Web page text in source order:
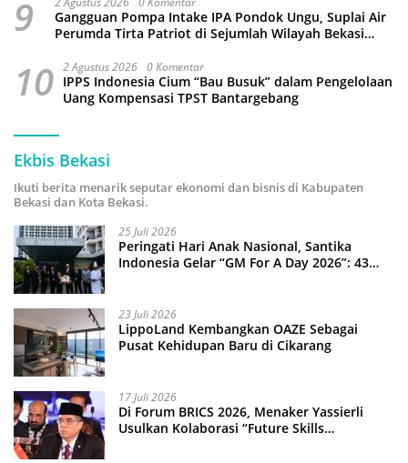
9
Gangguan Pompa Intake IPA Pondok Ungu, Suplai Air
Perumda Tirta Patriot di Sejumlah Wilayah Bekasi
10 2 Agustus 2026 0 Komentar
IPPS Indonesia Cium “Bau Busuk” dalam Pengelolaan
Uang Kompensasi TPST Bantargebang
Ekbis Bekasi
Ikuti berita menarik seputar ekonomi dan bisnis di Kabupaten
Bekasi dan Kota Bekasi.
25 Juli 2026
Peringati Hari Anak Nasional, Santika
Indonesia Gelar “GM For A Day 2026”: 43
23 Juli 2026
LippoLand Kembangkan OAZE Sebagai
Pusat Kehidupan Baru di Cikarang
17 Juli 2026
Di Forum BRICS 2026, Menaker Yassierli
Usulkan Kolaborasi “Future Skills